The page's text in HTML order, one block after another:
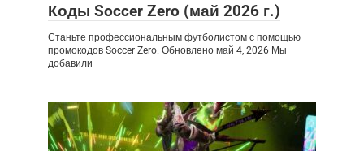
Коды Soccer Zero (май 2026 г.)
Станьте профессиональным футболистом с помощью
промокодов Soccer Zero. Обновлено май 4, 2026 Мы
добавили